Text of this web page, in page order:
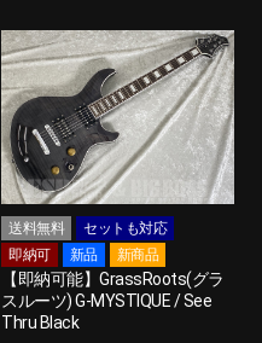
送料無料
セットも対応
即納可
新品 新商品
【即納可能】GrassRoots(グラ
スルーツ) G-MYSTIQUE / See
Thru Black